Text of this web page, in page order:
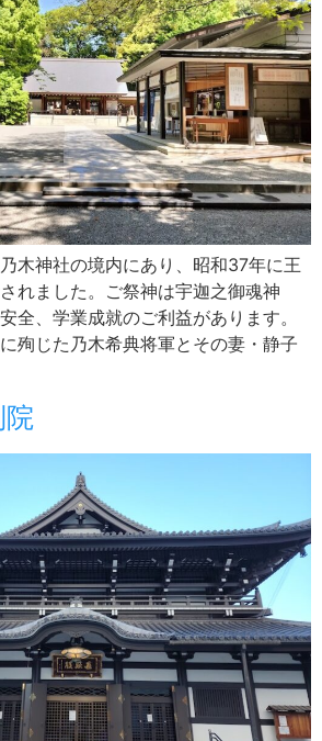
木神社の境内にあり、昭和37年に王
れました。ご祭神は宇迦之御魂神
全、学業成就のご利益があります。
殉じた乃木希典将軍とその妻・静子
院